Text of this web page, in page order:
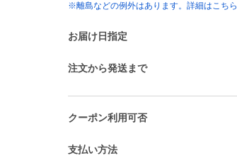
※離島などの例外はあります。詳細はこちら
お届け日指定
注文から発送まで
クーポン利用可否
支払い方法